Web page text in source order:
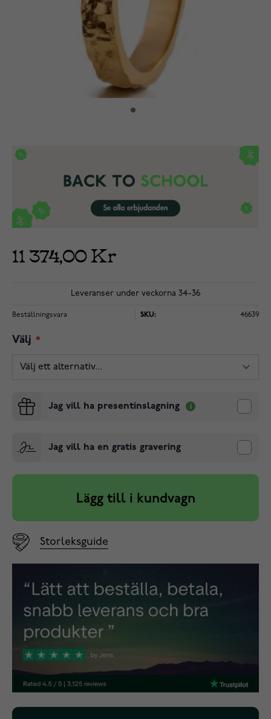
11 374,00 Kr
Leveranser under veckorna 34-36
Beställningsvara SKU: 46639
Välj
Jag vill ha presentinslagning
Jag vill ha en gratis gravering
Lägg till i kundvagn
Storleksguide